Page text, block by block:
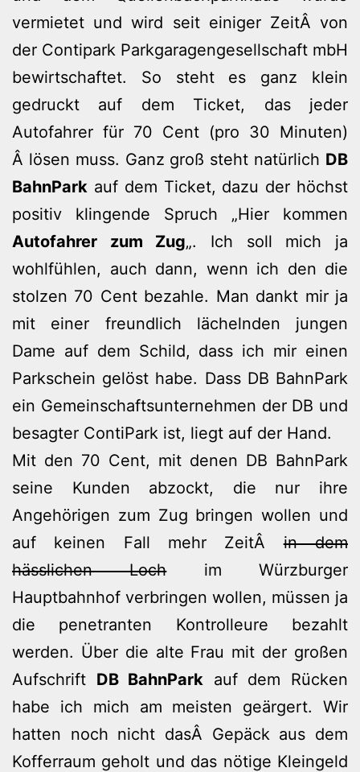
vermietet und wird seit einiger ZeitÂ von
der Contipark Parkgaragengesellschaft mbH
bewirtschaftet. So steht es ganz klein
gedruckt auf dem Ticket, das jeder
Autofahrer für 70 Cent (pro 30 Minuten)
Â lösen muss. Ganz groß steht natürlich DB
BahnPark auf dem Ticket, dazu der höchst
positiv klingende Spruch „Hier kommen
Autofahrer zum Zug„. Ich soll mich ja
wohlfühlen, auch dann, wenn ich den die
stolzen 70 Cent bezahle. Man dankt mir ja
mit einer freundlich lächelnden jungen
Dame auf dem Schild, dass ich mir einen
Parkschein gelöst habe. Dass DB BahnPark
ein Gemeinschaftsunternehmen der DB und
besagter ContiPark ist, liegt auf der Hand.
Mit den 70 Cent, mit denen DB BahnPark
seine Kunden abzockt, die nur ihre
Angehörigen zum Zug bringen wollen und
auf keinen Fall mehr ZeitÂin dem
hässlichen Lochim Würzburger
Hauptbahnhof verbringen wollen, müssen ja
die penetranten Kontrolleure bezahlt
werden. Über die alte Frau mit der großen
Aufschrift DB BahnPark auf dem Rücken
habe ich mich am meisten geärgert. Wir
hatten noch nicht dasÂ Gepäck aus dem
Kofferraum geholt und das nötige Kleingeld